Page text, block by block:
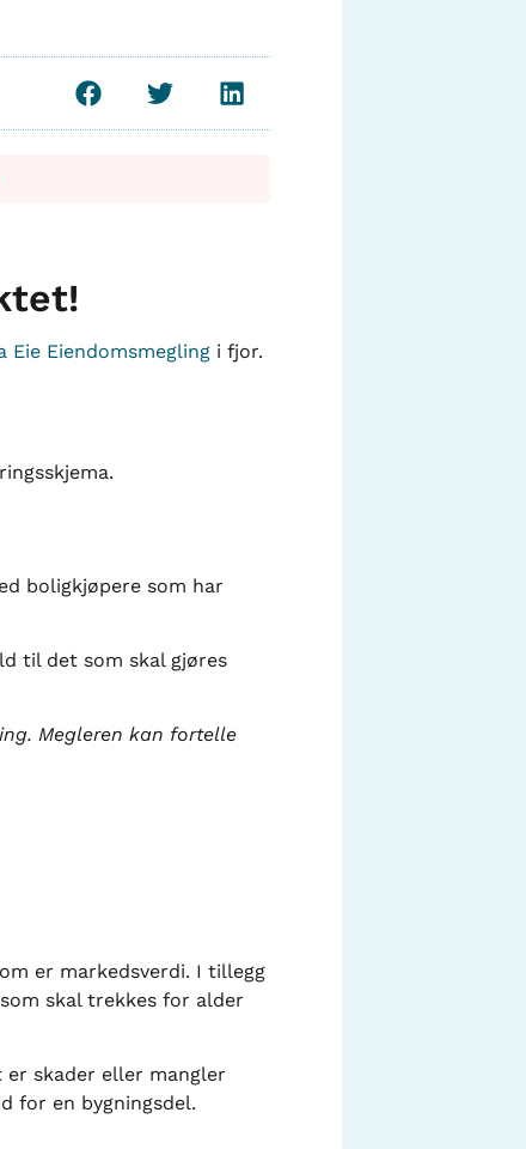
Eie Eiendomsmegling i fjor.
boligkjøpere som har
til det som skal gjøres
Megleren kan fortelle
er markedsverdi. I tillegg
skal trekkes for alder
skader eller mangler
for en bygningsdel.